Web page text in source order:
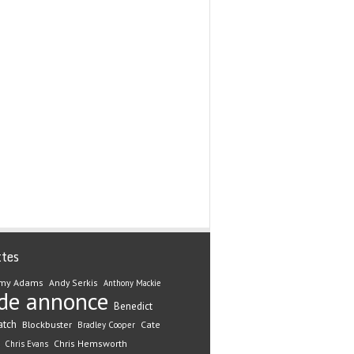
Adams Andy Serkis Anthony Mackie
annonce Benedict
Blockbuster Bradley Cooper Cate
Chris Evans Chris Hemsworth